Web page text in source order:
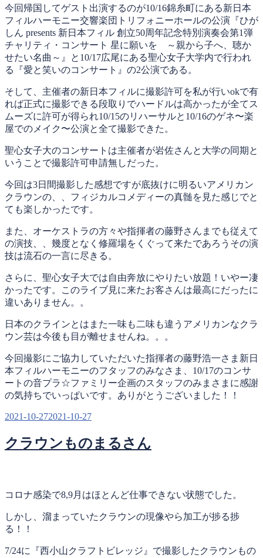
今回帰国してゲスト出演するのが10/16錦糸町にある新日本
フィルハーモニー交響楽団トリフォニーホールの公演『ひが
しん presents 新日本フィル 創立50周年記念特別演奏会第1弾
チャリティ・コンサート 星に願いを ～親から子へ、聴か
せたい名曲～』と10/17広尾にある聖心女子大学内で行われ
る『愛と笑いのコンサート』の2公演である。
そして、主催者の新日本フィルに撮影許可を私が行いokで有
れば正式に撮影できる段取りでハードルは高かったが全てス
ムーズに許可が得られ10/15のリハーサルと10/16のゲネ〜楽
屋でのメイク〜公演と全て撮影できた。
聖心女子大のコンサートは主催者が岩佐さんと大学の同期と
いうことで撮影許可申請無しだった。
今回は3日間撮影した感想ですが底抜けに明るいアメリカン
クラウンの、、フィジカルコメディーの真髄を見た感じでと
ても楽しかったです。
また、オーケストラの方々や指揮者の藤野さんまでも従えて
の演技、、幾度となく修羅場をくぐって来たであろうその演
技は流石の一言に尽きる。
さらに、聖心女子大では自由奔放にやりたい放題！いやー凄
かったです。このライブ見に来たお客さんは最高にだったに
違いありません。。
日本のクラインとはまた一味も二味も違うアメリカンなクラ
ウン芸は今後も目が離せませんね。。。
今回撮影にご協力していただいた指揮者の藤野浩一さま新日
本フィルハーモニーのフタッフのみなさま、10/17のコンサ
ートの音プラ☆ファミリー企画のスタッフのみまさまに感謝
の気持ちでいっぱいです。ありがとうございました！！
投
日:
2021-10-272021-10-27
クラウンものまるさん
コロナ感染で8,9月はほとんど仕事できない状態でした。
しかし、溜まっていたクラウンの現像やら加工が捗る捗
る！！
7/24に『西小山クラフトビレッジ』で撮影したクラウンもの